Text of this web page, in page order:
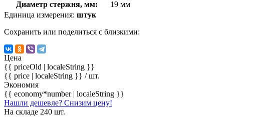
Диаметр стержня, мм:
19 мм
Единица измерения: штук
Сохранить или поделиться с близкими:
Цена
{{ priceOld | localeString }}
{{ price | localeString }} / шт.
Экономия
{{ economy*number | localeString }}
Нашли дешевле? Снизим цену!
На складе 240 шт.